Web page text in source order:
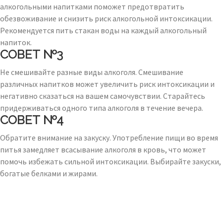
алкогольными напитками поможет предотвратить
обезвоживание и снизить риск алкогольной интоксикации.
Рекомендуется пить стакан воды на каждый алкогольный
напиток.
СОВЕТ №3
Не смешивайте разные виды алкоголя. Смешивание
различных напитков может увеличить риск интоксикации и
негативно сказаться на вашем самочувствии. Старайтесь
придерживаться одного типа алкоголя в течение вечера.
СОВЕТ №4
Обратите внимание на закуску. Употребление пищи во время
питья замедляет всасывание алкоголя в кровь, что может
помочь избежать сильной интоксикации. Выбирайте закуски,
богатые белками и жирами.